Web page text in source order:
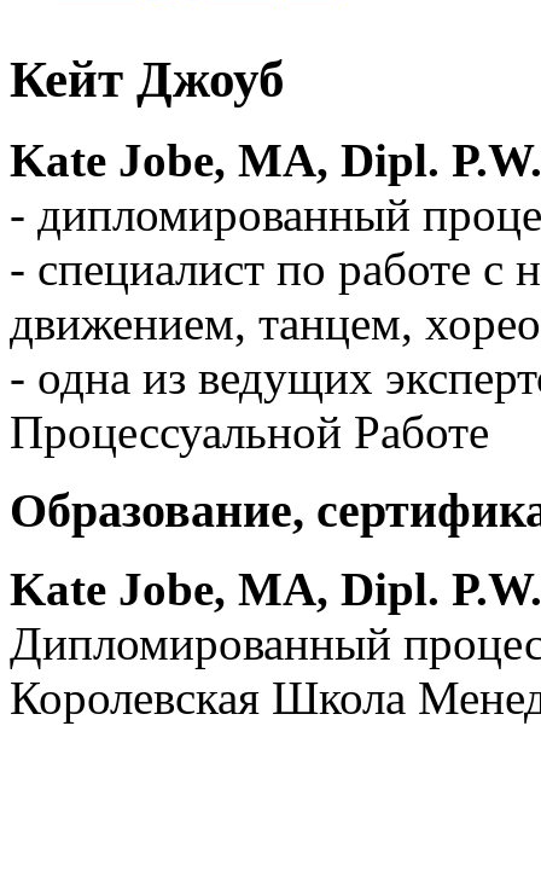
Кейт Джоуб
Kate Jobe, MA, Dipl.
- дипломированный
- специалист по работе с
движением, танцем,
- одна из ведущих
Процессуальной Работе
Образование,
Kate Jobe, MA, Dipl.
Дипломированный
Королевская Школа